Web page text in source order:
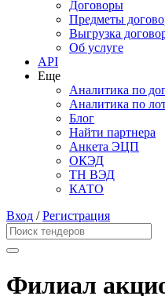
Договоры
Предметы
Выгрузка
Об услуге
API
Еще
Аналитика по
Аналитика по
Блог
Найти партнера
Анкета ЭЦП
ОКЭД
ТН ВЭД
КАТО
Вход /Регистрация
Филиал